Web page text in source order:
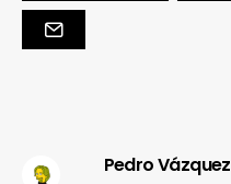
Pedro Vázquez